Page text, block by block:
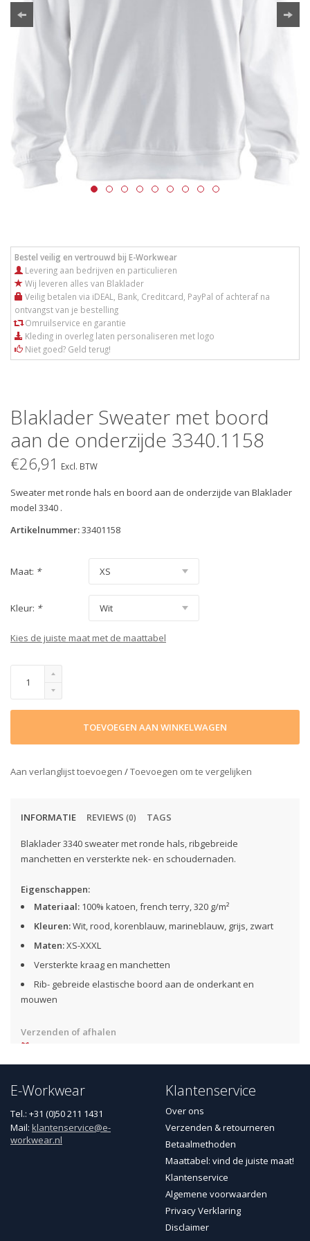
Bestel veilig en vertrouwd bij E-Workwear
Levering aan bedrijven en particulieren
Wij leveren alles van Blaklader
Veilig betalen via iDEAL, Bank, Creditcard, PayPal of achteraf na
ontvangst van je bestelling
Omruilservice en garantie
Kleding in overleg laten personaliseren met logo
Niet goed? Geld terug!
Blaklader Sweater met boord
aan de onderzijde 3340.1158
€26,91 Excl. BTW
Sweater met ronde hals en boord aan de onderzijde van Blaklader
model 3340 .
Artikelnummer:33401158
Maat: *
Kleur: *
Kies de juiste maat met de maattabel
TOEVOEGEN AAN WINKELWAGEN
Aan verlanglijst toevoegen /Toevoegen om te vergelijken
INFORMATIE REVIEWS (0) TAGS
Blaklader 3340 sweater met ronde hals, ribgebreide
manchetten en versterkte nek- en schoudernaden.
Eigenschappen:
Materiaal: 100% katoen, french terry, 320 g/m²
Kleuren:Wit, rood, korenblauw, marineblauw, grijs, zwart
Maten:XS-XXXL
Versterkte kraag en manchetten
Rib- gebreide elastische boord aan de onderkant en
mouwen
Verzenden of afhalen
Zelf het aflevermoment bepalen (na verzending)
E-Workwear
Tel.: +31 (0)50 211 1431
Mail: klantenservice@e-
workwear.nl
Klantenservice
Over ons
Verzenden & retourneren
Betaalmethoden
Maattabel: vind de juiste maat!
Klantenservice
Algemene voorwaarden
Privacy Verklaring
Disclaimer